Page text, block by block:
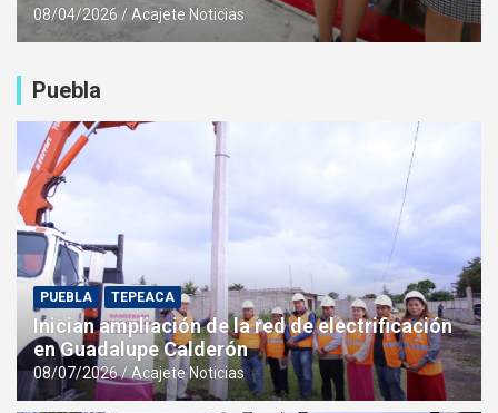
08/04/2026 Acajete Noticias
Puebla
PUEBLA TEPEACA
Inician ampliación de la red de electrificación
en Guadalupe Calderón
08/07/2026 Acajete Noticias